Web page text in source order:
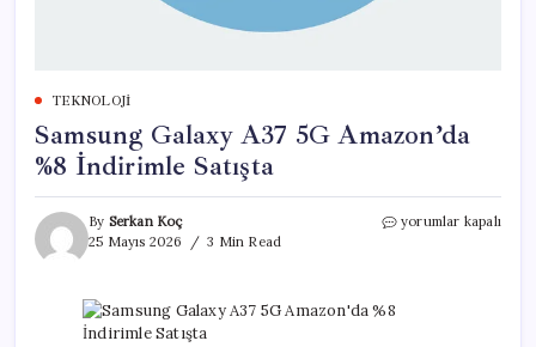
TEKNOLOJI
Samsung Galaxy A37 5G Amazon’da
%8 İndirimle Satışta
By Serkan Koç
25 Mayıs 2026
3 Min Read
Samsung
yorumlar kapalı